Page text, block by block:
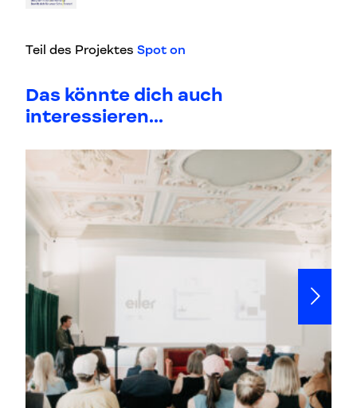
Teil des Projektes Spot on
Das könnte dich auch
interessieren...